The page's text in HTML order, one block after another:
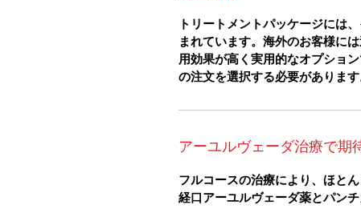
トリートメントパッケージには
まれています。海外のお客様に
用効果が高く実用的なオプショ
の注文を選択する必要があります
アーユルヴェーダ治療で期
フルコースの治療により、ほと
経口アーユルヴェーダ薬とパン